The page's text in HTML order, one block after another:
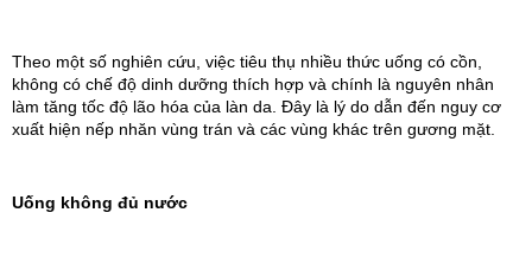
Theo một số nghiên cứu, việc tiêu thụ nhiều thức uống có cồn,
không có chế độ dinh dưỡng thích hợp và chính là nguyên nhân
làm tăng tốc độ lão hóa của làn da. Đây là lý do dẫn đến nguy cơ
xuất hiện nếp nhăn vùng trán và các vùng khác trên gương mặt.
Uống không đủ nước